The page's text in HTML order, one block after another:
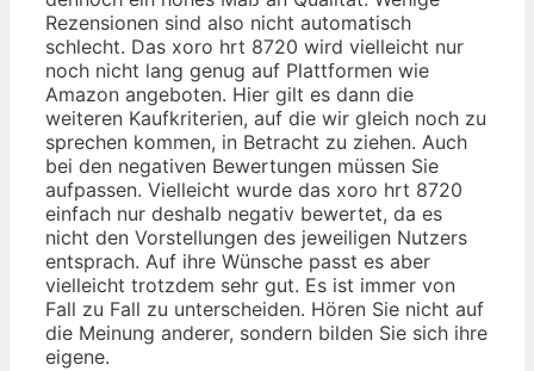
Rezensionen sind also nicht automatisch
schlecht. Das xoro hrt 8720 wird vielleicht nur
noch nicht lang genug auf Plattformen wie
Amazon angeboten. Hier gilt es dann die
weiteren Kaufkriterien, auf die wir gleich noch zu
sprechen kommen, in Betracht zu ziehen. Auch
bei den negativen Bewertungen müssen Sie
aufpassen. Vielleicht wurde das xoro hrt 8720
einfach nur deshalb negativ bewertet, da es
nicht den Vorstellungen des jeweiligen Nutzers
entsprach. Auf ihre Wünsche passt es aber
vielleicht trotzdem sehr gut. Es ist immer von
Fall zu Fall zu unterscheiden. Hören Sie nicht auf
die Meinung anderer, sondern bilden Sie sich ihre
eigene.